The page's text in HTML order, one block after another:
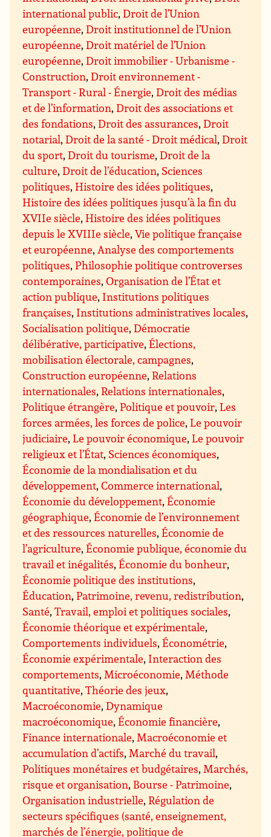
international public,Droit de l’Union
européenne,Droit institutionnel de l’Union
européenne,Droit matériel de l’Union
européenne,Droit immobilier - Urbanisme -
Construction,Droit environnement -
Transport - Rural - Énergie,Droit des médias
et de l’information,Droit des associations et
des fondations,Droit des assurances,Droit
notarial,Droit de la santé - Droit médical,Droit
du sport,Droit du tourisme,Droit de la
culture,Droit de l’éducation, Sciences
politiques,Histoire des idées politiques,
Histoire des idées politiques jusqu’à la fin du
XVIIe siècle,Histoire des idées politiques
depuis le XVIIIe siècle,Vie politique française
et européenne, Analyse des comportements
politiques,Philosophie politique controverses
contemporaines,Organisation de l’État et
action publique, Institutions politiques
françaises, Institutions administratives locales,
Socialisation politique,Démocratie
délibérative, participative,Élections,
mobilisation électorale, campagnes,
Construction européenne,Relations
internationales,Relations internationales,
Politique étrangère,Politique et pouvoir,Les
forces armées, les forces de police,Le pouvoir
judiciaire,Le pouvoir économique,Le pouvoir
religieux et l’État, Sciences économiques,
Économie de la mondialisation et du
développement,Commerce international,
Économie du développement,Économie
géographique,Économie de l’environnement
et des ressources naturelles,Économie de
l’agriculture,Économie publique, économie du
travail et inégalités,Économie du bonheur,
Économie politique des institutions,
Éducation,Patrimoine, revenu, redistribution,
Santé,Travail, emploi et politiques sociales,
Économie théorique et expérimentale,
Comportements individuels,Économétrie,
Économie expérimentale, Interaction des
comportements, Microéconomie, Méthode
quantitative,Théorie des jeux,
Macroéconomie,Dynamique
macroéconomique,Économie financière,
Finance internationale, Macroéconomie et
accumulation d’actifs, Marché du travail,
Politiques monétaires et budgétaires, Marchés,
risque et organisation, Bourse - Patrimoine,
Organisation industrielle,Régulation de
secteurs spécifiques (santé, enseignement,
marchés de l’énergie, politique de